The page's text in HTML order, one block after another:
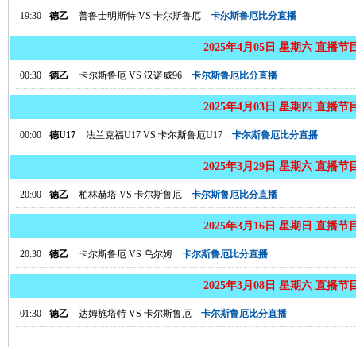
19:30 德乙 普鲁士明斯特 VS 卡尔斯鲁厄 卡尔斯鲁厄比分直播
2025年4月05日 星期六 直播节
00:30 德乙 卡尔斯鲁厄 VS 汉诺威96 卡尔斯鲁厄比分直播
2025年4月03日 星期四 直播节
00:00 德U17 法兰克福U17 VS 卡尔斯鲁厄U17 卡尔斯鲁厄比分直播
2025年3月29日 星期六 直播节
20:00 德乙 柏林赫塔 VS 卡尔斯鲁厄 卡尔斯鲁厄比分直播
2025年3月16日 星期日 直播节
20:30 德乙 卡尔斯鲁厄 VS 乌尔姆 卡尔斯鲁厄比分直播
2025年3月08日 星期六 直播节
01:30 德乙 达姆施塔特 VS 卡尔斯鲁厄 卡尔斯鲁厄比分直播